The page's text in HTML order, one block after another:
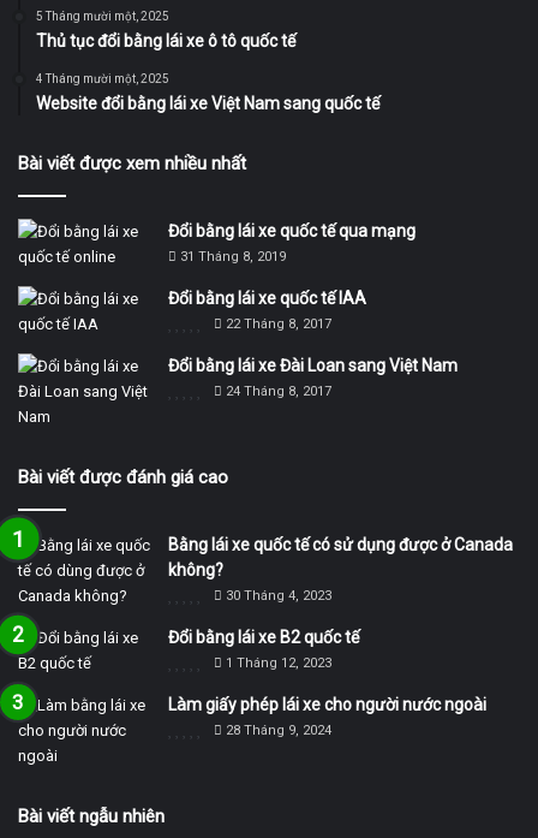
5 Tháng mười một, 2025
Thủ tục đổi bằng lái xe ô tô quốc tế
4 Tháng mười một, 2025
Website đổi bằng lái xe Việt Nam sang quốc tế
Bài viết được xem nhiều nhất
Đổi bằng lái xe quốc tế qua mạng
31 Tháng 8, 2019
Đổi bằng lái xe quốc tế IAA
22 Tháng 8, 2017
Đổi bằng lái xe Đài Loan sang Việt Nam
24 Tháng 8, 2017
Bài viết được đánh giá cao
Bằng lái xe quốc tế có sử dụng được ở Canada
không?
30 Tháng 4, 2023
Đổi bằng lái xe B2 quốc tế
1 Tháng 12, 2023
Làm giấy phép lái xe cho người nước ngoài
28 Tháng 9, 2024
Bài viết ngẫu nhiên